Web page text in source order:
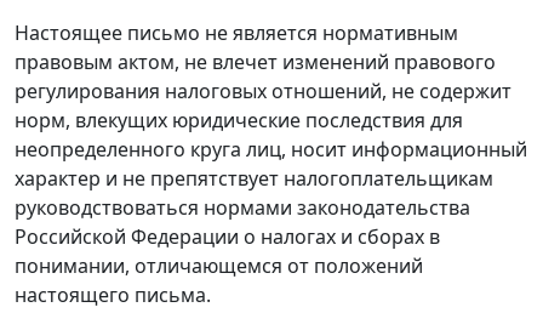
Настоящее письмо не является нормативным
правовым актом, не влечет изменений правового
регулирования налоговых отношений, не содержит
норм, влекущих юридические последствия для
неопределенного круга лиц, носит информационный
характер и не препятствует налогоплательщикам
руководствоваться нормами законодательства
Российской Федерации о налогах и сборах в
понимании, отличающемся от положений
настоящего письма.